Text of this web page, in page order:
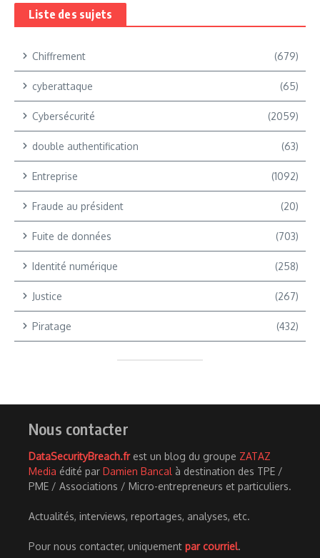
Liste des sujets
Chiffrement (679)
cyberattaque (65)
Cybersécurité (2059)
double authentification (63)
Entreprise (1092)
Fraude au président (20)
Fuite de données (703)
Identité numérique (258)
Justice (267)
Piratage (432)
Nous contacter
DataSecurityBreach.frest un blog du groupe ZATAZ
Media édité par Damien Bancal à destination des TPE /
PME / Associations / Micro-entrepreneurs et particuliers.
Actualités, interviews, reportages, analyses, etc.
Pour nous contacter, uniquement par courriel.